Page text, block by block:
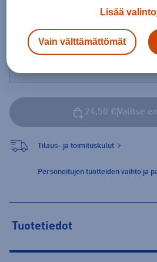
Pakolliset painatukset
Pieni pelinumero
24,50 € Valitse
Tilaus- ja toimituskulut
Personoitujen tuotteiden vaihto ja
Tuotetiedot
Lisää
Vain välttämättömät